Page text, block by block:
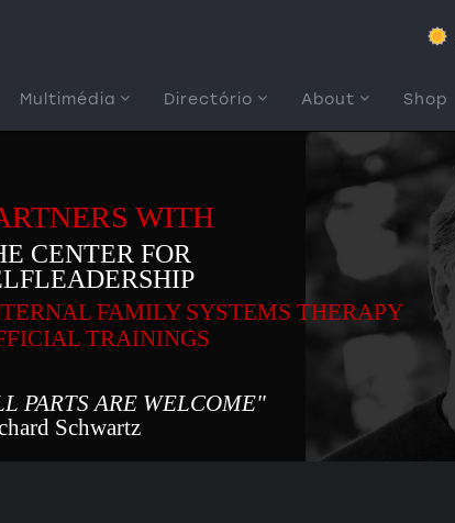
Multimédia Directório About Shop
PARTS ARE WELCOME"
CENTER FOR
FAMILY SYSTEMS THERAPY
WITH
Schwartz
TRAININGS